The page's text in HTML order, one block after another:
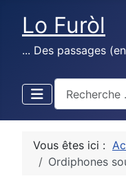
Lo Furòl
... Des passages
Vous êtes ici :
Ordiphones